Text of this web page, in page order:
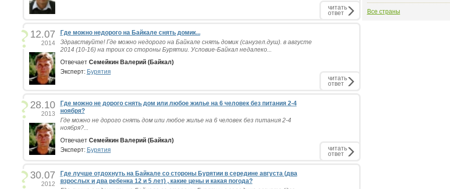
читать
ответ
12.07
2014
Где можно недорого на Байкале снять домик...
Здравствуйте! Где можно недорого на Байкале снять домик (санузел.душ). в августе
2014 (10-16) на троих со стороны Бурятии. Условие-Байкал недалеко...
Отвечает Семейкин Валерий (Байкал)
Эксперт: Бурятия
читать
ответ
28.10
2013
Где можно не дорого снять дом или любое жилье на 6 человек без питания 2-4
ноября?
Где можно не дорого снять дом или любое жилье на 6 человек без питания 2-4
ноября?...
Отвечает Семейкин Валерий (Байкал)
Эксперт: Бурятия читать
ответ
30.07
2012
Где лучше отдохнуть на Байкале со стороны Бурятии в середине августа (два
взрослых и два ребенка 12 и 5 лет) , какие цены и какая погода?
Все страны